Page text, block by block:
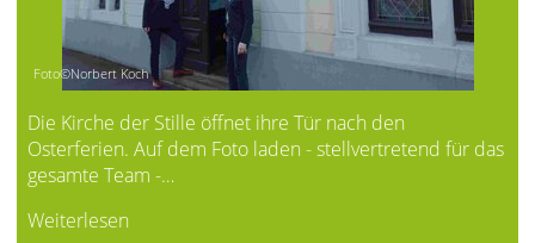
Foto©Norbert Koch
Die Kirche der Stille öffnet ihre Tür nach den
Osterferien. Auf dem Foto laden - stellvertretend für das
gesamte Team -…
Weiterlesen